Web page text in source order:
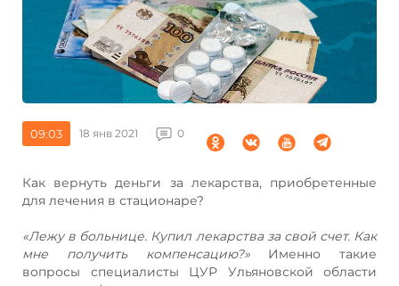
09:03 18 янв 2021 0
Как вернуть деньги за лекарства, приобретенные
для лечения в стационаре?
«Лежу в больнице. Купил лекарства за свой счет. Как
мне получить компенсацию?» Именно такие
вопросы специалисты ЦУР Ульяновской области